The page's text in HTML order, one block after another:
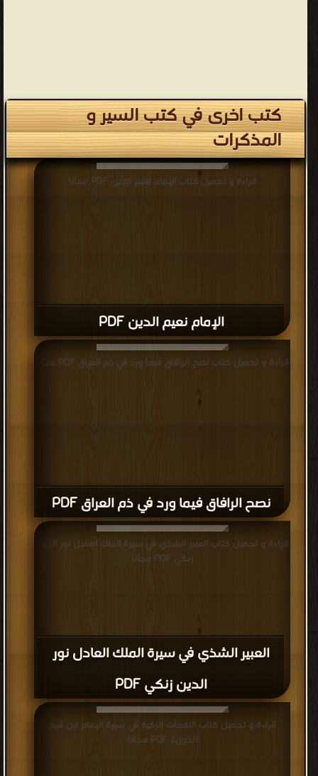
كتب اخرى في كتب السير و
المذكرات
الإمام نعيم الدين PDF
قراءة و تحميل كتاب الإمام نعيم الدين PDF مجانا
نصح الرافاق فيما ورد في ذم العراق PDF
قراءة و تحميل كتاب نصح الرافاق فيما ورد في ذم العراق PDF مجانا
العبير الشذي في سيرة الملك العادل نور
الدين زنكي PDF
قراءة و تحميل كتاب العبير الشذي في سيرة الملك العادل نور الدين
زنكي PDF مجانا
قراءة و تحميل كتاب النفحات الزكية في سيرة الإمام ابن قيم
الجوزية PDF مجانا